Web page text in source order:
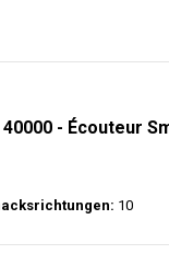
- Écouteur
10